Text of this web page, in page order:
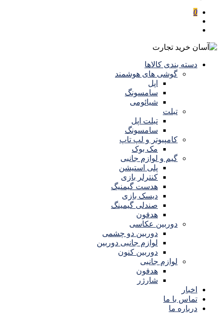
0
دسته بندی کالاها
گوشی های هوشمند
اپل
سامسونگ
شیائومی
تبلت
تبلت اپل
سامسونگ
کامپیوتر و لپ تاپ
مک بوک
گیم و لوازم جانبی
پلی استیشن
کنترلر بازی
هدست گیمنیگ
دیسک بازی
صندلی گیمینگ
هدفون
دوربین عکاسی
دوربین دو چشمی
لوازم جانبی دوربین
دوربین کنون
لوازم جانبی
هدفون
شارژر
اخبار
تماس با ما
درباره ما